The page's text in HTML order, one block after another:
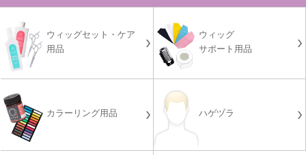
ウィッグセット・ケア
用品
ウィッグ
サポート用品
カラーリング用品 ハゲヅラ